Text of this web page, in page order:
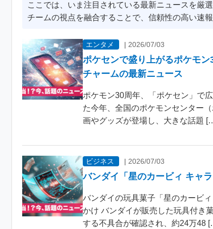
ここでは、いま注目されている最新ニュースを厳
チームの視点を融合することで、信頼性の高い速
エンタメ | 2026/07/03
ポケセンで盛り上がるポケモ
チャームの最新ニュース
ポケモン30周年、「ポケセン」で
た今年、全国のポケモンセンター
画やグッズが登場し、大きな話題
ビジネス | 2026/07/03
バンダイ「星のカービィ キャ
バンダイの玩具菓子「星のカービ
かけ バンダイが販売した玩具付き
する不具合が確認され、約24万48